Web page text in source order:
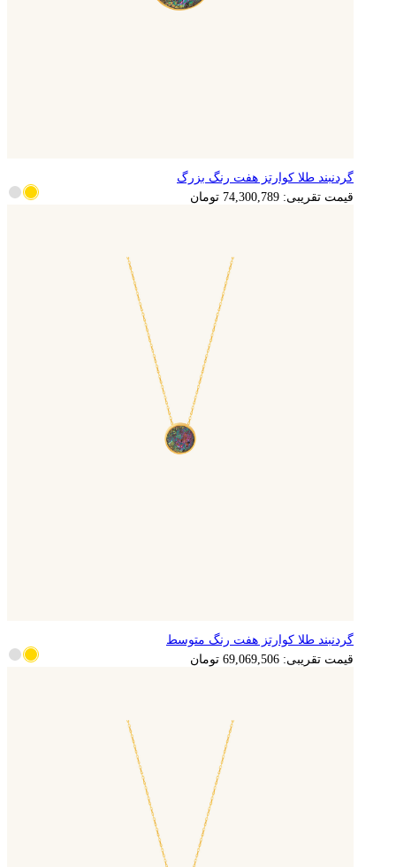
14,860,158 تومان
گردنبند طلا کوارتز هفت رنگ بزرگ
قیمت تقریبی:74,300,789 تومان
13,813,901 تومان
گردنبند طلا کوارتز هفت رنگ متوسط
قیمت تقریبی:69,069,506 تومان